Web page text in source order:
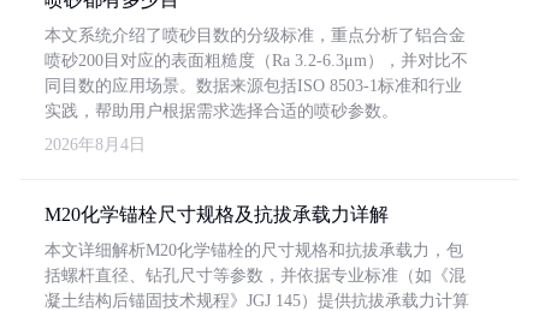
本文系统介绍了喷砂目数的分级标准，重点分析了铝合金
喷砂200目对应的表面粗糙度（Ra 3.2-6.3μm），并对比不
同目数的应用场景。数据来源包括ISO 8503-1标准和行业
实践，帮助用户根据需求选择合适的喷砂参数。
2026年8月4日
M20化学锚栓尺寸规格及抗拔承载力详解
本文详细解析M20化学锚栓的尺寸规格和抗拔承载力，包
括螺杆直径、钻孔尺寸等参数，并依据专业标准（如《混
凝土结构后锚固技术规程》JGJ 145）提供抗拔承载力计算